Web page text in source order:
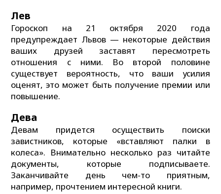
Лев
Гороскоп на 21 октября 2020 года
предупреждает Львов — некоторые действия
ваших друзей заставят пересмотреть
отношения с ними. Во второй половине
существует вероятность, что ваши усилия
оценят, это может быть получение премии или
повышение.
Дева
Девам придется осуществить поиски
завистников, которые «вставляют палки в
колеса». Внимательно несколько раз читайте
документы, которые подписываете.
Заканчивайте день чем-то приятным,
например, прочтением интересной книги.